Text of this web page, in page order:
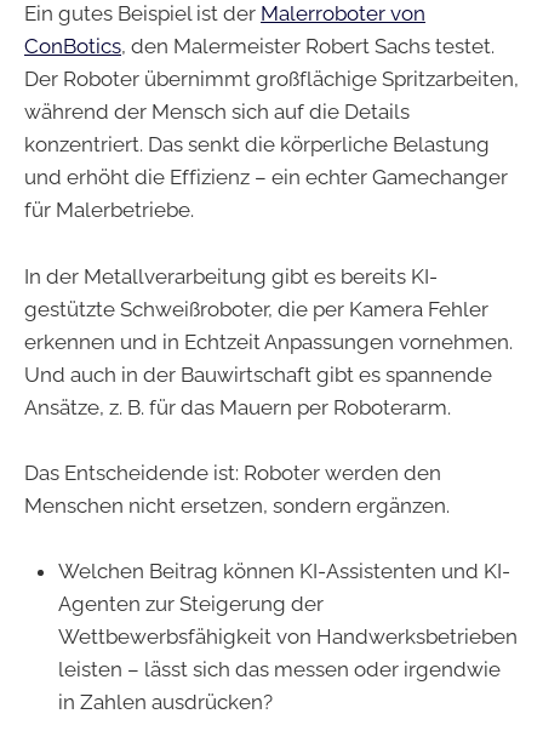
Ein gutes Beispiel ist der Malerroboter von
ConBotics, den Malermeister Robert Sachs testet.
Der Roboter übernimmt großflächige Spritzarbeiten,
während der Mensch sich auf die Details
konzentriert. Das senkt die körperliche Belastung
und erhöht die Effizienz – ein echter Gamechanger
für Malerbetriebe.
In der Metallverarbeitung gibt es bereits KI-
gestützte Schweißroboter, die per Kamera Fehler
erkennen und in Echtzeit Anpassungen vornehmen.
Und auch in der Bauwirtschaft gibt es spannende
Ansätze, z. B. für das Mauern per Roboterarm.
Das Entscheidende ist: Roboter werden den
Menschen nicht ersetzen, sondern ergänzen.
Welchen Beitrag können KI-Assistenten und KI-
Agenten zur Steigerung der
Wettbewerbsfähigkeit von Handwerksbetrieben
leisten – lässt sich das messen oder irgendwie
in Zahlen ausdrücken?